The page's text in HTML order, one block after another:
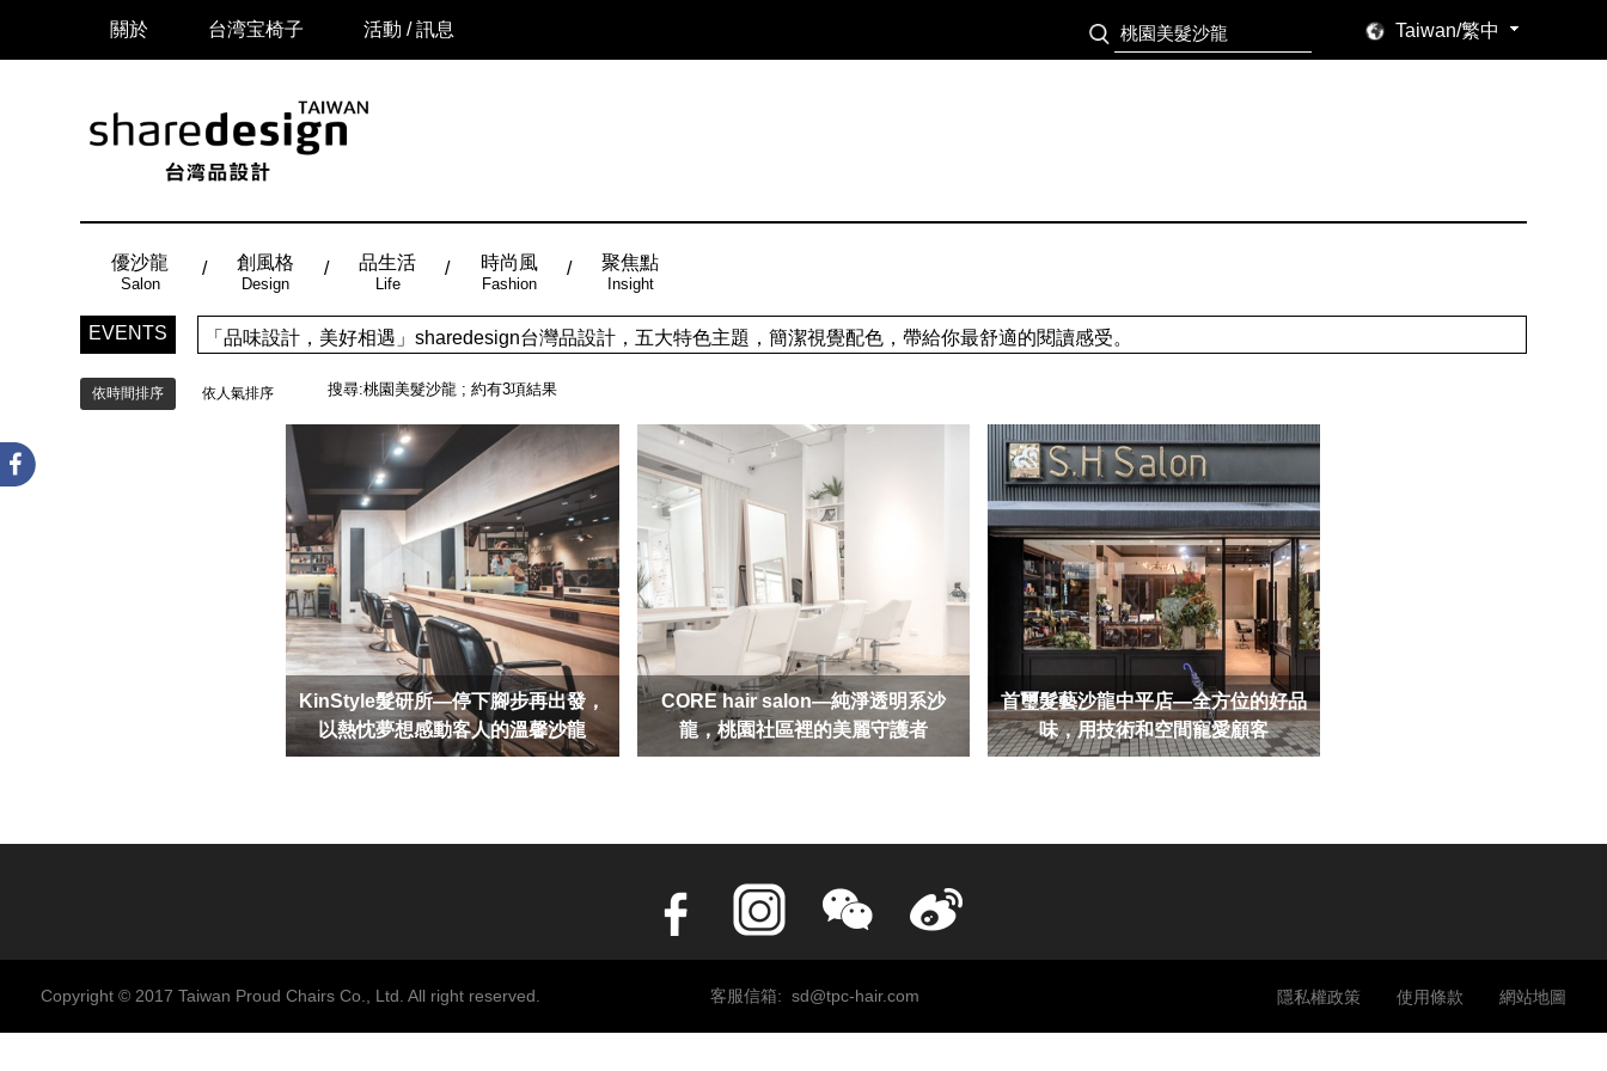
Taiwan/繁中
關於 台湾宝椅子 活動 / 訊息
優沙龍
Salon
創風格
Design
品生活
Life
時尚風
Fashion
聚焦點
Insight
EVENTS 「品味設計，美好相遇」sharedesign台灣品設計，五大特色主題，簡潔視覺配色，帶給你最舒適的閱讀感受。
依時間排序 依人氣排序 搜尋:桃園美髮沙龍 ; 約有3項結果
KinStyle髮研所—停下腳步再出發，
以熱忱夢想感動客人的溫馨沙龍
CORE hair salon—純淨透明系沙
龍，桃園社區裡的美麗守護者
首璽髮藝沙龍中平店—全方位的好品
味，用技術和空間寵愛顧客
客服信箱: sd@tpc-hair.com 隱私權政策 使用條款 網站地圖
Copyright © 2017 Taiwan Proud Chairs Co., Ltd. All right reserved.